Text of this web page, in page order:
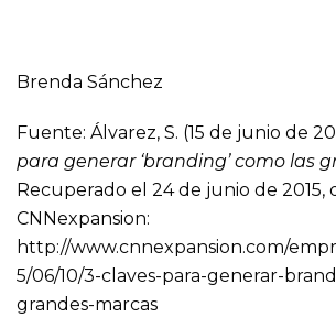
Brenda Sánchez
Fuente: Álvarez, S. (15 de junio de
para generar ‘branding’ como las
Recuperado el 24 de junio de 2015,
CNNexpansion:
http://www.cnnexpansion.com/
5/06/10/3-claves-para-generar-
grandes-marcas